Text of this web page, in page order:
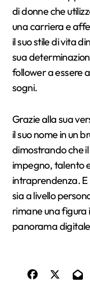
di donne che
una carriera e
il suo stile di vita
sua
follower a essere
sogni.
Grazie alla sua
il suo nome in un
dimostrando che
impegno, talento
intraprendenza.
sia a livello
rimane una
panorama